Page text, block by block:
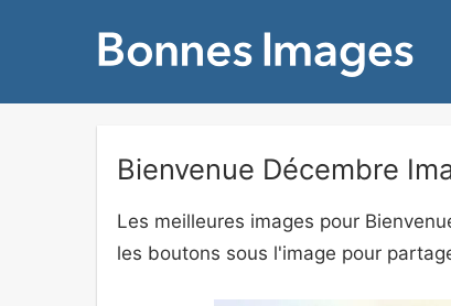
Bienvenue Décembre
Les meilleures images pour
les boutons sous l'image pour